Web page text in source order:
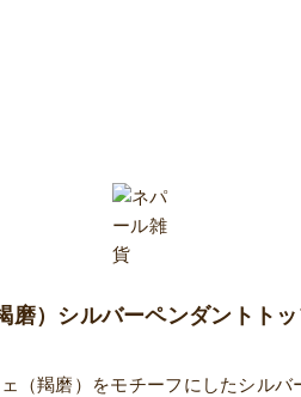
磨）シルバーペンダントト
（羯磨）をモチーフにしたシルバ